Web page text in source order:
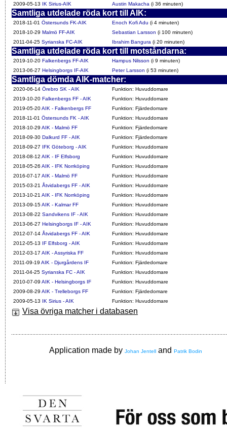
2009-05-13 IK Sirius-AIK Austin Makacha (i 36 minuten)
Samtliga utdelade röda kort till AIK:
2018-11-01 Östersunds FK-AIK Enoch Kofi Adu (i 4 minuten)
2018-10-29 Malmö FF-AIK Sebastian Larsson (i 100 minuten)
2011-04-25 Syrianska FC-AIK Ibrahim Bangura (i 20 minuten)
Samtliga utdelade röda kort till motståndarna:
2019-10-20 Falkenbergs FF-AIK Hampus Nilsson (i 9 minuten)
2013-06-27 Helsingborgs IF-AIK Peter Larsson (i 53 minuten)
Samtliga dömda AIK-matcher:
2020-06-14 Örebro SK - AIK
Funktion: Huvuddomare
2019-10-20 Falkenbergs FF - AIK
Funktion: Huvuddomare
2019-05-20AIK - Falkenbergs FF
Funktion: Fjärdedomare
2018-11-01 Östersunds FK - AIK
Funktion: Huvuddomare
2018-10-29 AIK - Malmö FF
Funktion: Fjärdedomare
2018-09-30 Dalkurd FF - AIK
Funktion: Fjärdedomare
2018-09-27 IFK Göteborg - AIK
Funktion: Huvuddomare
2018-08-12 AIK - IF Elfsborg
Funktion: Huvuddomare
2018-05-26 AIK - IFK Norrköping
Funktion: Huvuddomare
2016-07-17 AIK - Malmö FF
Funktion: Huvuddomare
2015-03-21 Åtvidabergs FF - AIK
Funktion: Huvuddomare
2013-10-21 AIK - IFK Norrköping
Funktion: Huvuddomare
2013-09-15AIK - Kalmar FF
Funktion: Huvuddomare
2013-08-22 Sandvikens IF - AIK
Funktion: Huvuddomare
2013-06-27 Helsingborgs IF - AIK
Funktion: Huvuddomare
2012-07-14 Åtvidabergs FF - AIK
Funktion: Huvuddomare
2012-05-13 IF Elfsborg - AIK
Funktion: Huvuddomare
2012-03-17 AIK - Assyriska FF
Funktion: Huvuddomare
2011-09-19 AIK - Djurgårdens IF
Funktion: Fjärdedomare
2011-04-25 Syrianska FC - AIK
Funktion: Huvuddomare
2010-07-09 AIK - Helsingborgs IF
Funktion: Huvuddomare
2009-08-29 AIK - Trelleborgs FF
Funktion: Fjärdedomare
2009-05-13 IK Sirius - AIK Funktion: Huvuddomare
Visa övriga matcher i databasen
Application made by Johan Jentell and Patrik Bodin